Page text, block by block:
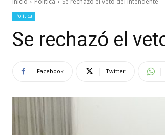
Política
Se rechazó el
Facebook Twitter